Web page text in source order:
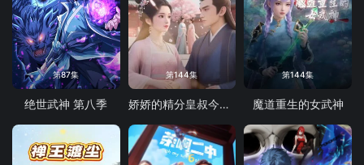
第87集
绝世武神 第八季
第144集
娇娇的精分皇叔今天又吃醋了
第144集
魔道重生的女武神